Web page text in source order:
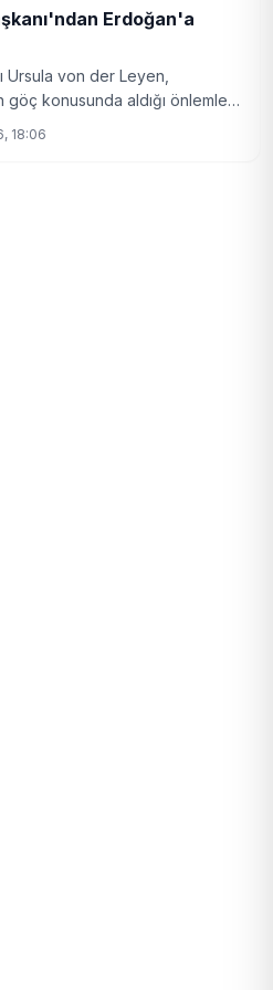
Erdoğan'a
Ursula von der Leyen,
göç konusunda aldığı önlemleri
18:06